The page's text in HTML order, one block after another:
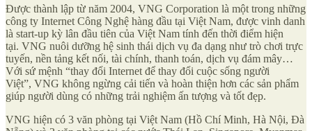
Được thành lập từ năm 2004, VNG Corporation là một trong những
công ty Internet Công Nghệ hàng đầu tại Việt Nam, được vinh danh
là start-up kỳ lân đầu tiên của Việt Nam tính đến thời điểm hiện
tại. VNG nuôi dưỡng hệ sinh thái dịch vụ đa dạng như trò chơi trực
tuyến, nền tảng kết nối, tài chính, thanh toán, dịch vụ đám mây…
Với sứ mệnh “thay đổi Internet để thay đổi cuộc sống người
Việt”, VNG không ngừng cải tiến và hoàn thiện hơn các sản phẩm
giúp người dùng có những trải nghiệm ấn tượng và tốt đẹp.
VNG hiện có 3 văn phòng tại Việt Nam (Hồ Chí Minh, Hà Nội, Đà